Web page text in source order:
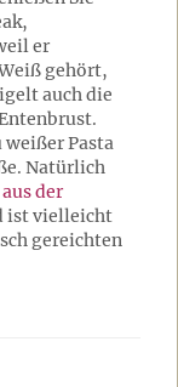
er
gehört,
auch die
weißer Pasta
Natürlich
der
ist vielleicht
gereichten